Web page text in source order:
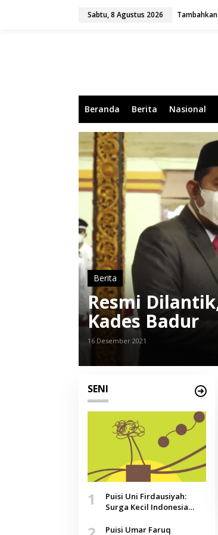
Sabtu, 8 Agustus 2026
Beranda Berita Nasional
Berita
Resmi
Kades Badur
16 Desember 2021
SENI
1
Puisi Uni Firdausiyah:
Surga Kecil Indonesia
Doa yang Jauh, Narasi
Puisi Umar Faruq